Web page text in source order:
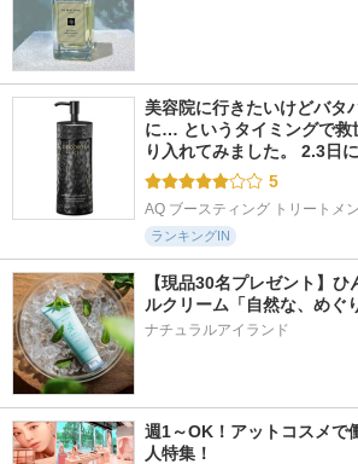
美容院に行きたいけどバタ
に… というタイミングで救
り入れてみました。 2.3日
5
AQ ブースティング トリートメ
ランキングIN
【現品30名プレゼント】
ルクリーム「自然な、めぐ
ナチュラルアイランド
週1～OK！アットコスメ
人特集！